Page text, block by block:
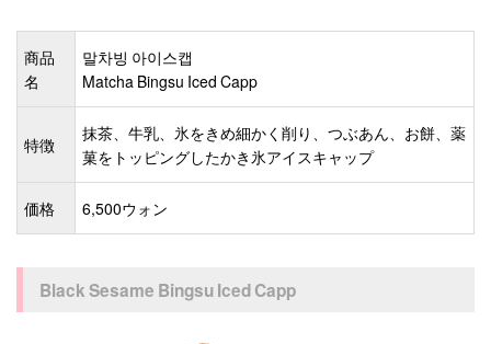
商品
名
말차빙 아이스캡
Matcha Bingsu Iced Capp
特徴
抹茶、牛乳、氷をきめ細かく削り、つぶあん、お餅、薬
菓をトッピングしたかき氷アイスキャップ
価格 6,500ウォン
Black Sesame Bingsu Iced Capp